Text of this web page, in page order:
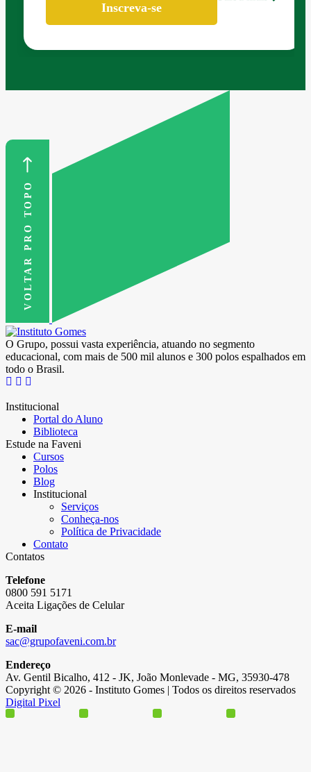
Inscreva-se
VOLTAR PRO TOPO
O Grupo, possui vasta experiência, atuando no segmento
educacional, com mais de 500 mil alunos e 300 polos espalhados em
todo o Brasil.
Institucional
Portal do Aluno
Biblioteca
Estude na Faveni
Cursos
Polos
Blog
Institucional
Serviços
Conheça-nos
Política de Privacidade
Contato
Contatos
Telefone
0800 591 5171
Aceita Ligações de Celular
E-mail
sac@grupofaveni.com.br
Endereço
Av. Gentil Bicalho, 412 - JK, João Monlevade - MG, 35930-478
Copyright © 2026 - Instituto Gomes | Todos os direitos reservados
Digital Pixel